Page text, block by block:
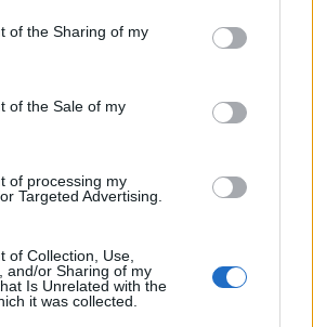
or usage behaviour. You may click to
to Google and its third-party tags to
specified purposes in below Google
of the Sharing of my
of the Sale of my
of processing my
Targeted Advertising.
of Collection, Use,
and/or Sharing of my
Is Unrelated with the
it was collected.